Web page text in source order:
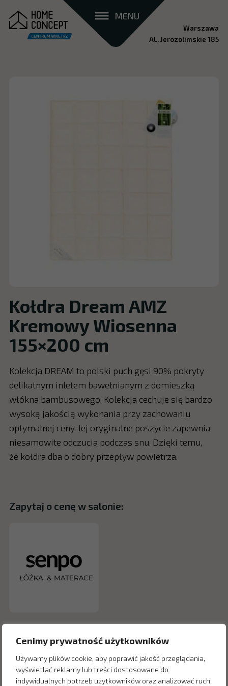
Cenimy prywatność użytkowników
Używamy plików cookie, aby poprawić jakość przeglądania,
wyświetlać reklamy lub treści dostosowane do
indywidualnych potrzeb użytkowników oraz analizować ruch
MENU
Warszawa
AL. Jerozolimskie 185
Kołdra Dream AMZ
Kremowy Wiosenna
155×200 cm
Kolekcja DREAM to polski puch gęsi 90% pokryty
delikatnym inletem bawełnianym z domieszką
włókna bambusowego. Kolekcja cechuje się bardzo
wysoką jakością wykonania przy zachowaniu
optymalnej ceny. Jej oryginalne poszycie zapewnia
niesamowite odczucia podczas snu. Dzięki temu,
że kołdra dba o dobry przepływ powietrza.
Zapytaj o cenę w salonie: